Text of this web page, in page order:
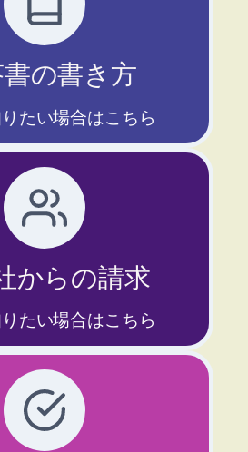
の書き方
たい場合はこちら
からの請求
たい場合はこちら